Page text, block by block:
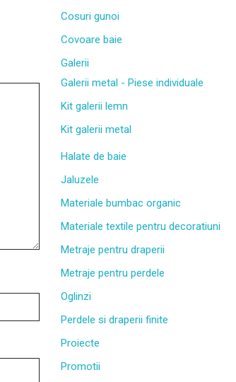
Cosuri gunoi
Covoare baie
Galerii
Galerii metal - Piese individuale
Kit galerii lemn
Kit galerii metal
Halate de baie
Jaluzele
Materiale bumbac organic
Materiale textile pentru decoratiuni
Metraje pentru draperii
Metraje pentru perdele
Oglinzi
Perdele si draperii finite
Proiecte
Promotii